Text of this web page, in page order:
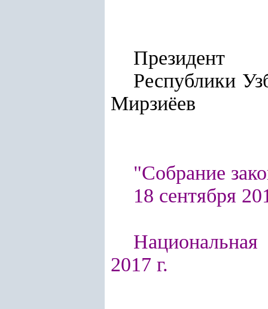
Президент
Мирзиёев
"Собрание
18 сентября
2017 г.